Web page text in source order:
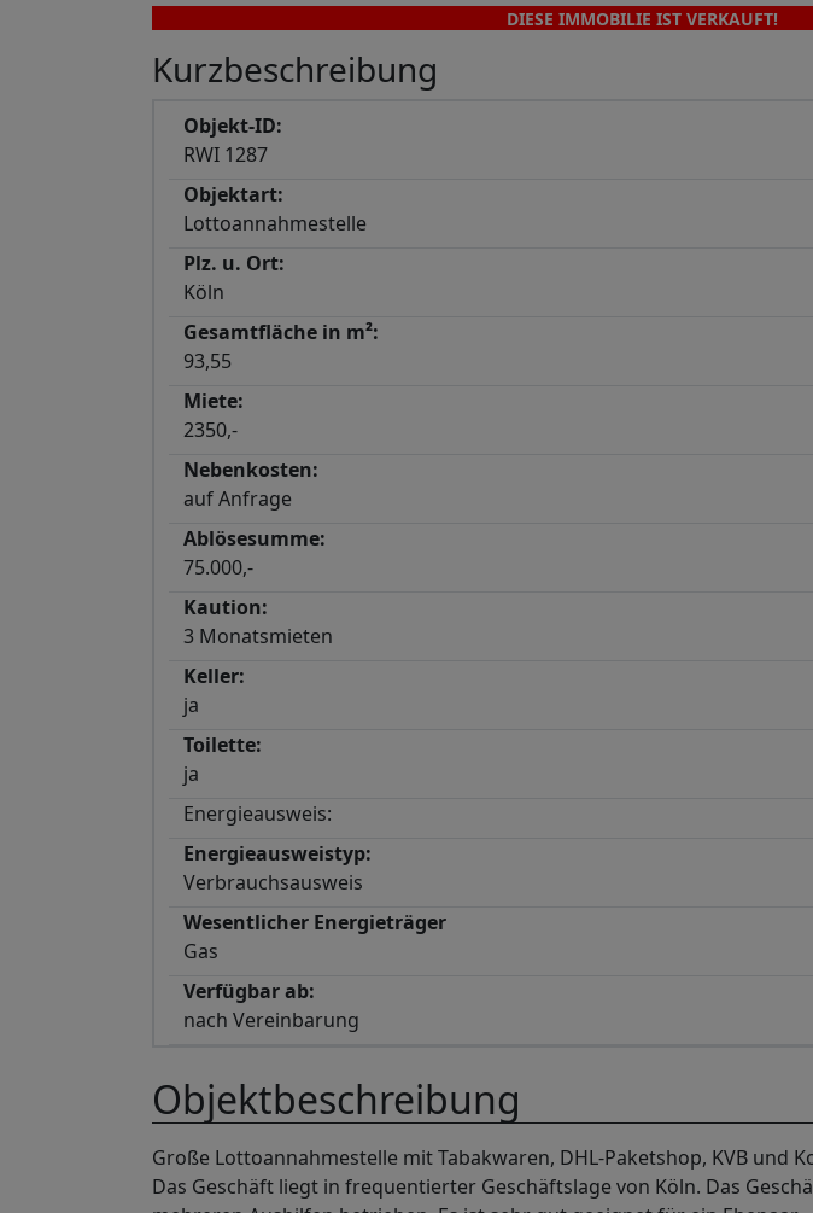
DIESE IMMOBILIE IST VERKAUFT!
Kurzbeschreibung
Objekt-ID:
RWI 1287
Objektart:
Lottoannahmestelle
Plz. u. Ort:
Köln
Gesamtfläche in m²:
93,55
Miete:
2350,-
Nebenkosten:
auf Anfrage
Ablösesumme:
75.000,-
Kaution:
3 Monatsmieten
Keller:
ja
Toilette:
ja
Energieausweis:
Energieausweistyp:
Verbrauchsausweis
Wesentlicher Energieträger
Gas
Verfügbar ab:
nach Vereinbarung
Objektbeschreibung
Große Lottoannahmestelle mit Tabakwaren, DHL-Paketshop, KVB und
Das Geschäft liegt in frequentierter Geschäftslage von Köln. Das